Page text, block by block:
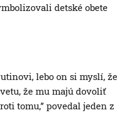
detské obete
lebo on si myslí, že
že mu majú dovoliť
tomu,” povedal jeden z